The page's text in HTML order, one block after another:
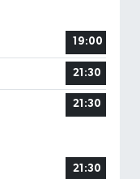
19:00
21:30
21:30
21:30